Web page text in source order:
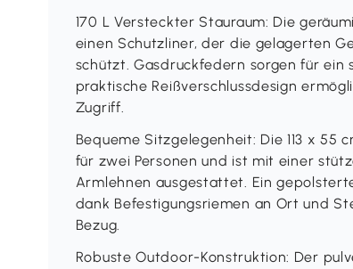
170 L Versteckter Stauraum: Die
einen Schutzliner, der die gelagerten
schützt. Gasdruckfedern sorgen für ein
praktische Reißverschlussdesign
Zugriff.
Bequeme Sitzgelegenheit: Die 113 x
für zwei Personen und ist mit einer
Armlehnen ausgestattet. Ein
dank Befestigungsriemen an Ort und
Bezug.
Robuste Outdoor-Konstruktion: Der